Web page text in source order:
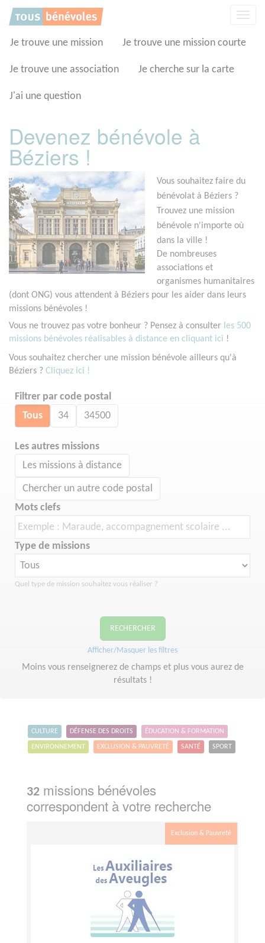
Je trouve une mission Je trouve une mission courte
Je trouve une association Je cherche sur la carte
J'ai une question
Devenez bénévole à
Béziers !
Vous souhaitez faire du
bénévolat à Béziers ?
Trouvez une mission
bénévole n'importe où
dans la ville !
De nombreuses
associations et
organismes humanitaires
(dont ONG) vous attendent à Béziers pour les aider dans leurs
missions bénévoles !
Vous ne trouvez pas votre bonheur ? Pensez à consulter les 500
missions bénévoles réalisables à distance en cliquant ici !
Vous souhaitez chercher une mission bénévole ailleurs qu'à
Béziers ? Cliquez ici !
Filtrer par code postal
Tous 34 34500
Les autres missions
Les missions à distance
Chercher un autre code postal
Mots clefs
Type de missions
Quel type de mission souhaitez vous réaliser ?
RECHERCHER
Afficher/Masquer les filtres
Moins vous renseignerez de champs et plus vous aurez de
résultats !
CULTURE DÉFENSE DES DROITS ÉDUCATION & FORMATION
ENVIRONNEMENT EXCLUSION & PAUVRETÉ SANTÉ SPORT
32 missions bénévoles
correspondent à votre recherche
Exclusion & Pauvreté
Panneau de gestion des cookies